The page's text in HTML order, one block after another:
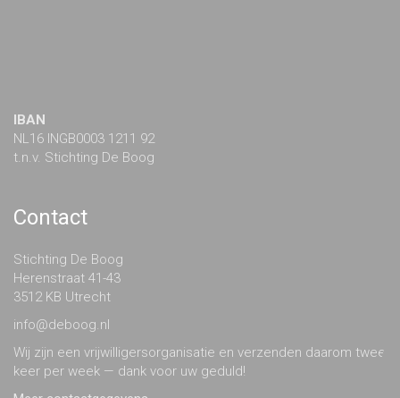
IBAN
NL16 INGB0003 1211 92
t.n.v. Stichting De Boog
Contact
Stichting De Boog
Herenstraat 41-43
3512 KB Utrecht
info@deboog.nl
Wij zijn een vrijwilligersorganisatie en verzenden daarom twee
keer per week — dank voor uw geduld!